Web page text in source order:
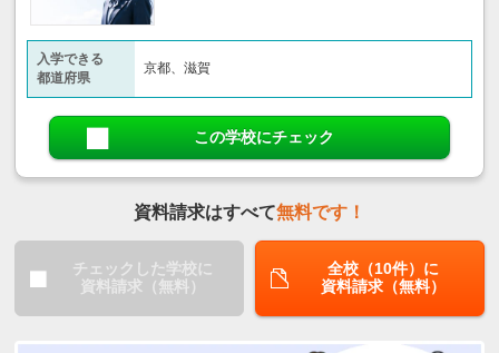
入学できる
都道府県
京都、滋賀
この学校にチェック
資料請求はすべて無料です！
チェックした学校に
資料請求（無料）
全校（10件）に
資料請求（無料）